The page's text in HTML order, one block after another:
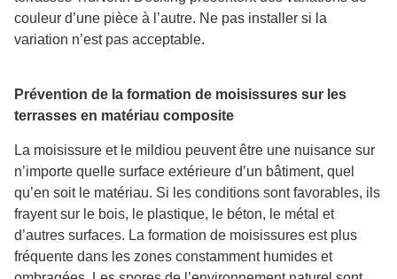
couleur d’une pièce à l’autre. Ne pas installer si la
variation n’est pas acceptable.
Prévention de la formation de moisissures sur les
terrasses en matériau composite
La moisissure et le mildiou peuvent être une nuisance sur
n’importe quelle surface extérieure d’un bâtiment, quel
qu’en soit le matériau. Si les conditions sont favorables, ils
frayent sur le bois, le plastique, le béton, le métal et
d’autres surfaces. La formation de moisissures est plus
fréquente dans les zones constamment humides et